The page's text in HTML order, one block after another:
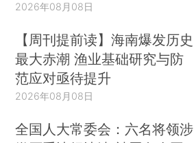
2026年08月08日
【周刊提前读】海南爆发历史
最大赤潮 渔业基础研究与防
范应对亟待提升
2026年08月08日
全国人大常委会：六名将领涉